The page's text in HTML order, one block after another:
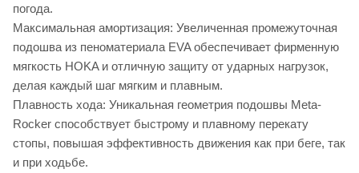
погода.
Максимальная амортизация: Увеличенная промежуточная
подошва из пеноматериала EVA обеспечивает фирменную
мягкость HOKA и отличную защиту от ударных нагрузок,
делая каждый шаг мягким и плавным.
Плавность хода: Уникальная геометрия подошвы Meta-
Rocker способствует быстрому и плавному перекату
стопы, повышая эффективность движения как при беге, так
и при ходьбе.